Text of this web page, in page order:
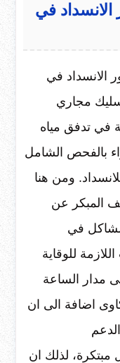
في
في
مجاري
في تدفق مياه
بالفحص الشامل
ومن هنا
المبكر عن
مشاكل في
للوقاية
مدار الساعة
اضافة الى ان
مبتكرة، لذلك ان